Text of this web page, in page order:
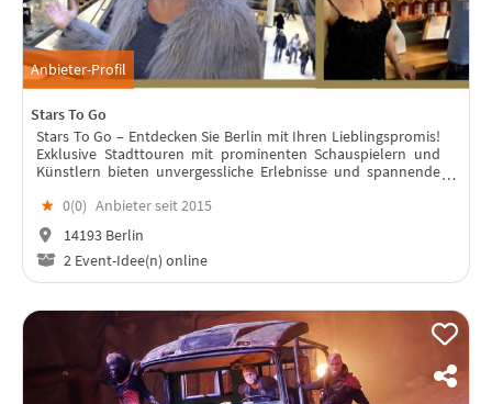
Anbieter-Profil
Stars To Go
Stars To Go – Entdecken Sie Berlin mit Ihren Lieblingspromis!
Exklusive Stadttouren mit prominenten Schauspielern und
Künstlern bieten unvergessliche Erlebnisse und spannende
★ 0(0) Anbieter seit 2015
14193 Berlin
2 Event-Idee(n) online